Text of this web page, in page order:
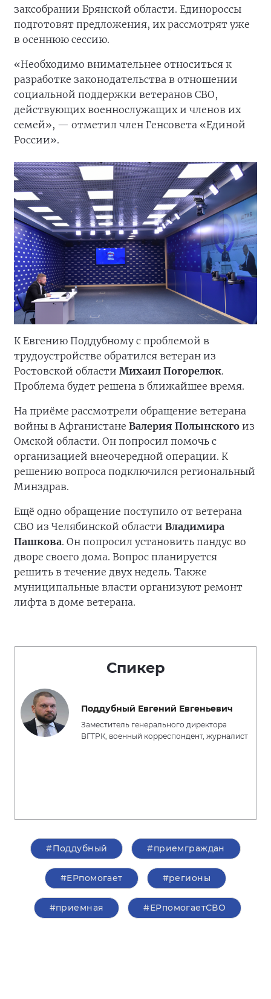
заксобрании Брянской области. Единороссы
подготовят предложения, их рассмотрят уже
в осеннюю сессию.
«Необходимо внимательнее относиться к
разработке законодательства в отношении
социальной поддержки ветеранов СВО,
действующих военнослужащих и членов их
семей», — отметил член Генсовета «Единой
России».
К Евгению Поддубному с проблемой в
трудоустройстве обратился ветеран из
Ростовской области Михаил Погорелюк.
Проблема будет решена в ближайшее время.
На приёме рассмотрели обращение ветерана
войны в Афганистане Валерия Полынского из
Омской области. Он попросил помочь с
организацией внеочередной операции. К
решению вопроса подключился региональный
Минздрав.
Ещё одно обращение поступило от ветерана
СВО из Челябинской области Владимира
Пашкова. Он попросил установить пандус во
дворе своего дома. Вопрос планируется
решить в течение двух недель. Также
муниципальные власти организуют ремонт
лифта в доме ветерана.
Спикер
Поддубный Евгений Евгеньевич
Заместитель генерального директора
ВГТРК, военный корреспондент, журналист
#Поддубный #приемграждан
#ЕРпомогает #регионы
#приемная #ЕРпомогаетСВО